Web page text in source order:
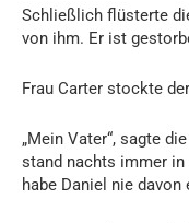
Schließlich flüsterte
von ihm. Er ist
Frau Carter stockte
„Mein Vater“, sagte
stand nachts immer in
habe Daniel nie davon